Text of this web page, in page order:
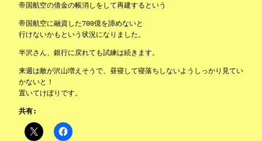
帝国航空の借金の帳消しをして再建するという
帝国航空に融資した700億を諦めないと
行けないかもという状況になりました。
半沢さん、銀行に戻れても試練は続きます。
来週は敵が沢山増えそうで、昼寝して寝落ちしないようしっかり見てい
かないと！
置いてけぼりです。
共有: